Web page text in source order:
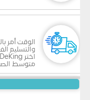
الوقت أمر
والتسليم
متوسط